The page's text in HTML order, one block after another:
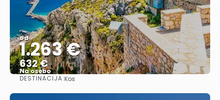
od
1.263 €
632 €
Na osebo
DESTINACIJA:Kos